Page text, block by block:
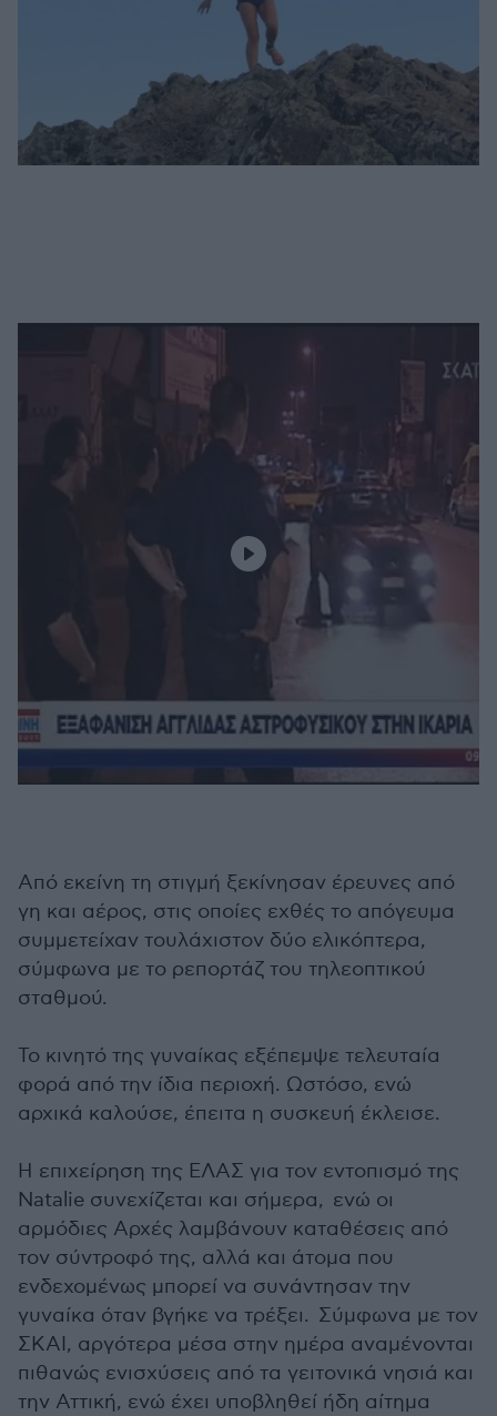
Από εκείνη τη στιγμή ξεκίνησαν έρευνες από
γη και αέρος, στις οποίες εχθές το απόγευμα
συμμετείχαν τουλάχιστον δύο ελικόπτερα,
σύμφωνα με το ρεπορτάζ του τηλεοπτικού
σταθμού.
Το κινητό της γυναίκας εξέπεμψε τελευταία
φορά από την ίδια περιοχή. Ωστόσο, ενώ
αρχικά καλούσε, έπειτα η συσκευή έκλεισε.
Η επιχείρηση της ΕΛΑΣ για τον εντοπισμό της
Natalie συνεχίζεται και σήμερα, ενώ οι
αρμόδιες Αρχές λαμβάνουν καταθέσεις από
τον σύντροφό της, αλλά και άτομα που
ενδεχομένως μπορεί να συνάντησαν την
γυναίκα όταν βγήκε να τρέξει. Σύμφωνα με τον
ΣΚΑΙ, αργότερα μέσα στην ημέρα αναμένονται
πιθανώς ενισχύσεις από τα γειτονικά νησιά και
την Αττική, ενώ έχει υποβληθεί ήδη αίτημα